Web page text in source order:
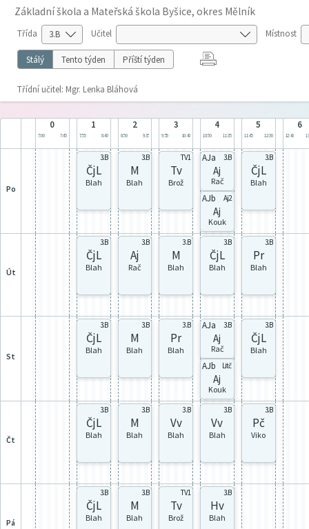
Základní škola a Mateřská škola Byšice, okres Mělník
Třída Učitel Místnost
Stálý Tento týden Příští týden
Třídní učitel: Mgr. Lenka Bláhová
0
7:00 7:45
1
7:55 8:40
2
8:50 9:35
3
9:55 10:40
4
10:50 11:35
5
11:45 12:30
6
12:40
po
3.B
ČjL
Blah
3.B
M
Blah
TV1
Tv
Brož
AJa 3.B
Aj
Rač
AJb Aj2
Aj
Kouk
3.B
ČjL
Blah
út
3.B
ČjL
Blah
3.B
Aj
Rač
3.B
M
Blah
3.B
ČjL
Blah
3.B
Pr
Blah
st
3.B
ČjL
Blah
3.B
M
Blah
3.B
Pr
Blah
AJa 3.B
Aj
Rač
AJb Litč
Aj
Kouk
3.B
ČjL
Blah
čt
3.B
ČjL
Blah
3.B
M
Blah
3.B
Vv
Blah
3.B
Vv
Blah
3.B
Pč
Viko
pá
3.B
ČjL
Blah
3.B
M
Blah
TV1
Tv
Brož
3.B
Hv
Blah